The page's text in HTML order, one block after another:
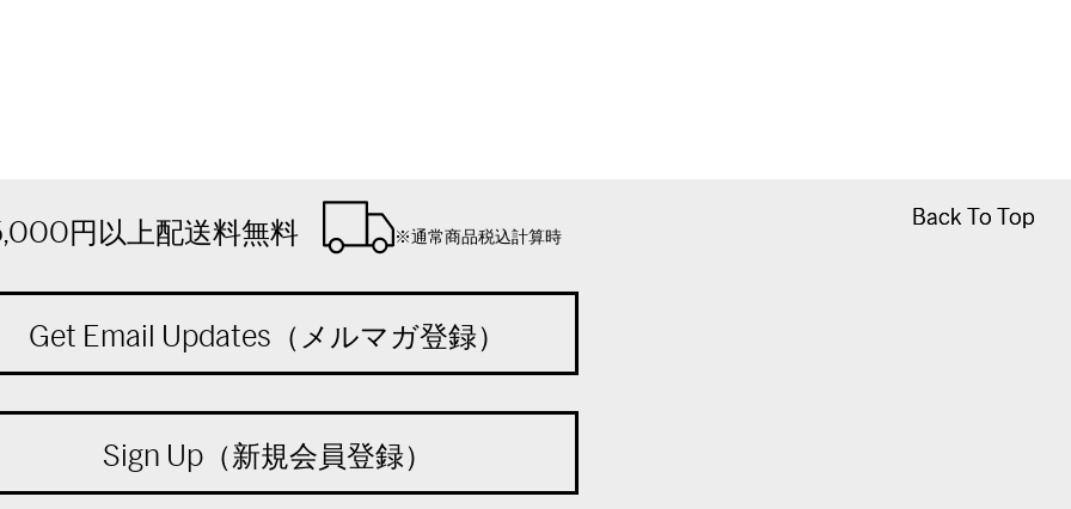
Back To Top
Back To Top
円以上配送料無料 ※通常商品税込計算時
Get Email Updates（メルマガ登録）
Sign Up（新規会員登録）